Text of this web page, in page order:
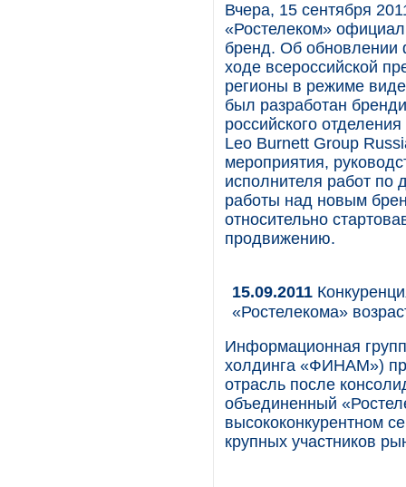
Вчера, 15 сентября
«Ростелеком»
бренд. Об обновлении
ходе всероссийской
регионы в режиме
был разработан
российского
Leo Burnett Group
мероприятия,
исполнителя работ по
работы над новым
относительно
продвижению.
15.09.2011
«Ростелекома»
Информационная
холдинга «ФИНАМ»)
отрасль после
объединенный
высококонкурентном
крупных участников